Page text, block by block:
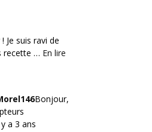
Je suis ravi de
recette … En lire
Bonjour,
a 3 ans